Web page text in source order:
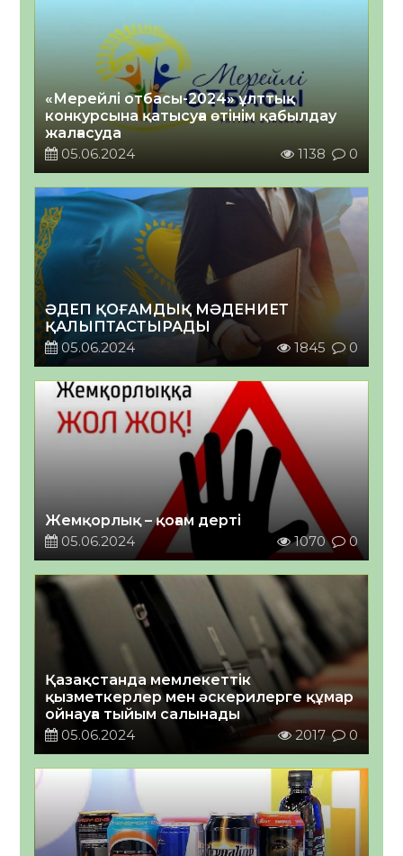
«Мерейлі отбасы-2024» ұлттық
конкурсына қатысуға өтінім қабылдау
жалғасуда
05.06.2024
1138 0
ӘДЕП ҚОҒАМДЫҚ МӘДЕНИЕТ
ҚАЛЫПТАСТЫРАДЫ
05.06.2024
1845 0
Жемқорлық – қоғам дерті
05.06.2024
1070 0
Қазақстанда мемлекеттік
қызметкерлер мен әскерилерге құмар
ойнауға тыйым салынады
05.06.2024
2017 0